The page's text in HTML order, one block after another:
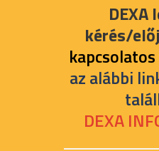
DEXA
kérés/
kapcsolatos
az alábbi
DEXA